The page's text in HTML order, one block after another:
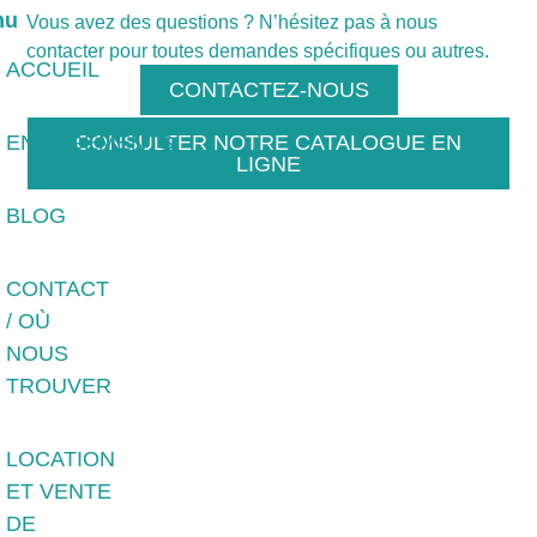
ACCUEIL
ENGAGEMENTS
BLOG
CONTACT
/ OÙ
NOUS
TROUVER
LOCATION
ET VENTE
DE
Vous avez des questions ? N’hésitez pas à nous
contacter pour toutes demandes spécifiques ou autres.
CONTACTEZ-NOUS
CONSULTER NOTRE CATALOGUE EN
LIGNE